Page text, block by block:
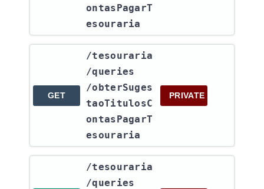
ontasPagarT
esouraria
GET
​/tesouraria​
/queries​
/obterSuges
taoTitulosC
ontasPagarT
esouraria
PRIVATE
​/tesouraria​
/queries​